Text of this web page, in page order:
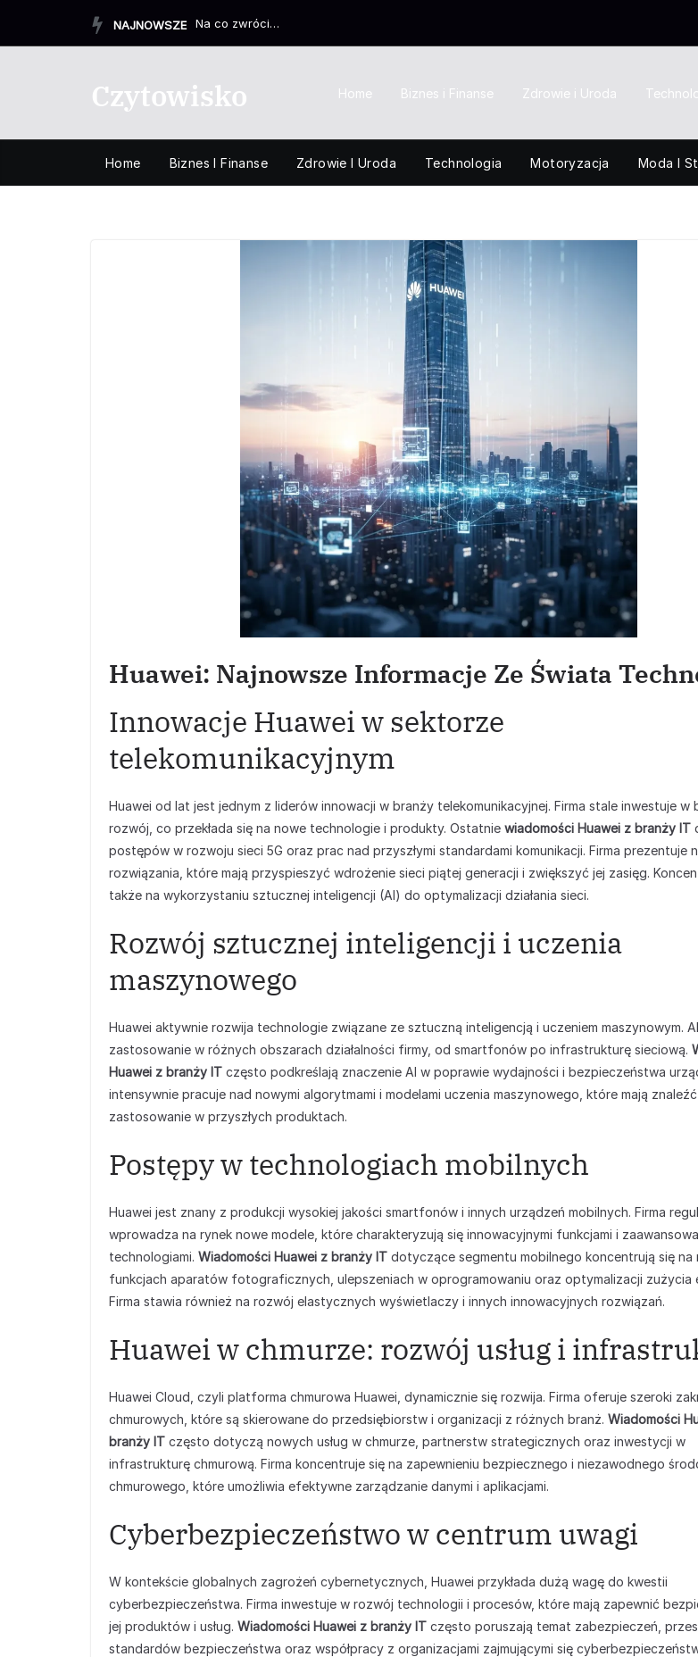
NAJNOWSZE Na co zwrócić uwagę przy zakupie biurka drewnianego, aby ...
Czytowisko Home Biznes i Finanse Zdrowie i Uroda
Home Biznes I Finanse Zdrowie I Uroda Technologia Motoryzacja Moda I
Huawei: Najnowsze Informacje Ze Świata
Innowacje Huawei w sektorze
telekomunikacyjnym
Huawei od lat jest jednym z liderów innowacji w branży telekomunikacyjnej. Firma stale inwestuje w
rozwój, co przekłada się na nowe technologie i produkty. Ostatnie wiadomości Huawei z branży IT
postępów w rozwoju sieci 5G oraz prac nad przyszłymi standardami komunikacji. Firma prezentuje
rozwiązania, które mają przyspieszyć wdrożenie sieci piątej generacji i zwiększyć jej zasięg.
także na wykorzystaniu sztucznej inteligencji (AI) do optymalizacji działania sieci.
Rozwój sztucznej inteligencji i uczenia
maszynowego
Huawei aktywnie rozwija technologie związane ze sztuczną inteligencją i uczeniem maszynowym.
zastosowanie w różnych obszarach działalności firmy, od smartfonów po infrastrukturę sieciową.
Huawei z branży IT często podkreślają znaczenie AI w poprawie wydajności i bezpieczeństwa
intensywnie pracuje nad nowymi algorytmami i modelami uczenia maszynowego, które mają znaleźć
zastosowanie w przyszłych produktach.
Postępy w technologiach mobilnych
Huawei jest znany z produkcji wysokiej jakości smartfonów i innych urządzeń mobilnych. Firma
wprowadza na rynek nowe modele, które charakteryzują się innowacyjnymi funkcjami i
technologiami. Wiadomości Huawei z branży IT dotyczące segmentu mobilnego koncentrują się na
funkcjach aparatów fotograficznych, ulepszeniach w oprogramowaniu oraz optymalizacji zużycia
Firma stawia również na rozwój elastycznych wyświetlaczy i innych innowacyjnych rozwiązań.
Huawei w chmurze: rozwój usług i
Huawei Cloud, czyli platforma chmurowa Huawei, dynamicznie się rozwija. Firma oferuje szeroki
chmurowych, które są skierowane do przedsiębiorstw i organizacji z różnych branż. Wiadomości
branży IT często dotyczą nowych usług w chmurze, partnerstw strategicznych oraz inwestycji w
infrastrukturę chmurową. Firma koncentruje się na zapewnieniu bezpiecznego i niezawodnego
chmurowego, które umożliwia efektywne zarządzanie danymi i aplikacjami.
Cyberbezpieczeństwo w centrum uwagi
W kontekście globalnych zagrożeń cybernetycznych, Huawei przykłada dużą wagę do kwestii
cyberbezpieczeństwa. Firma inwestuje w rozwój technologii i procesów, które mają zapewnić
jej produktów i usług. Wiadomości Huawei z branży IT często poruszają temat zabezpieczeń,
standardów bezpieczeństwa oraz współpracy z organizacjami zajmującymi się